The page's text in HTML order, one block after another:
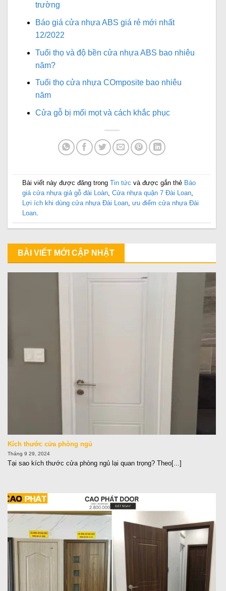
trường
Báo giá cửa nhựa ABS giá rẻ mới nhất
12/2022
Tuổi thọ và độ bền cửa nhựa ABS bao nhiêu
năm?
Tuổi thọ cửa nhựa COmposite bao nhiêu
năm
Cửa gỗ bị mối mọt và cách khắc phục
Bài viết này được đăng trongTin tức và được gắn thẻ Báo
giá cửa nhựa giả gỗ đài Loàn,Cửa nhựa quận 7 Đài Loan,
Lợi ích khi dùng cửa nhựa Đài Loan,ưu điểm cửa nhựa Đài
Loan.
BÀI VIẾT MỚI CẬP NHẬT
Kích thước cửa phòng ngủ
Tháng 9 29, 2024
Tại sao kích thước cửa phòng ngủ lại quan trọng? Theo[...]